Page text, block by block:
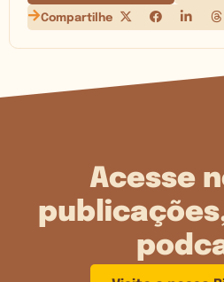
Compartilhe
Acesse